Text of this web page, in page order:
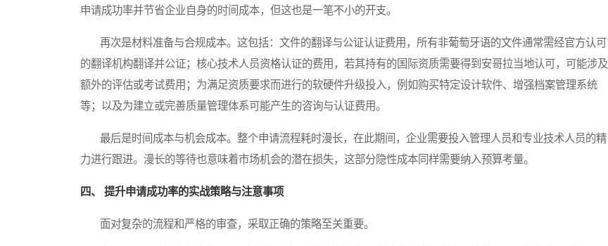
申请成功率并节省企业自身的时间成本，但这也是一笔不小的开支。
再次是材料准备与合规成本。这包括：文件的翻译与公证认证费用，所有非葡萄牙语的文件通常需经官方认可
的翻译机构翻译并公证；核心技术人员资格认证的费用，若其持有的国际资质需要得到安哥拉当地认可，可能涉及
额外的评估或考试费用；为满足资质要求而进行的软硬件升级投入，例如购买特定设计软件、增强档案管理系统
等；以及为建立或完善质量管理体系可能产生的咨询与认证费用。
最后是时间成本与机会成本。整个申请流程耗时漫长，在此期间，企业需要投入管理人员和专业技术人员的精
力进行跟进。漫长的等待也意味着市场机会的潜在损失，这部分隐性成本同样需要纳入预算考量。
四、 提升申请成功率的实战策略与注意事项
面对复杂的流程和严格的审查，采取正确的策略至关重要。